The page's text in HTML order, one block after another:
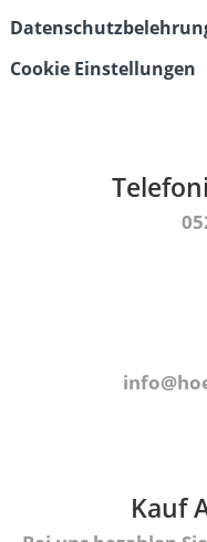
Cookie Einstellungen
Kauf